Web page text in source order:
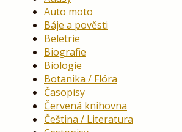
Auto moto
Báje a pověsti
Beletrie
Biografie
Biologie
Botanika / Flóra
Časopisy
Červená knihovna
Čeština / Literatura